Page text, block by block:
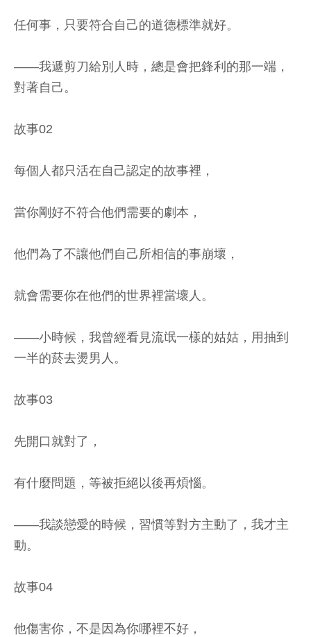
任何事，只要符合自己的道德標準就好。
——我遞剪刀給別人時，總是會把鋒利的那一端，
對著自己。
故事02
每個人都只活在自己認定的故事裡，
當你剛好不符合他們需要的劇本，
他們為了不讓他們自己所相信的事崩壞，
就會需要你在他們的世界裡當壞人。
——小時候，我曾經看見流氓一樣的姑姑，用抽到
一半的菸去燙男人。
故事03
先開口就對了，
有什麼問題，等被拒絕以後再煩惱。
——我談戀愛的時候，習慣等對方主動了，我才主
動。
故事04
他傷害你，不是因為你哪裡不好，